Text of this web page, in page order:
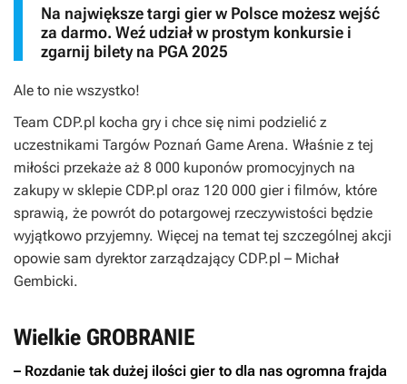
Na największe targi gier w Polsce możesz wejść
za darmo. Weź udział w prostym konkursie i
zgarnij bilety na PGA 2025
Ale to nie wszystko!
Team CDP.pl kocha gry i chce się nimi podzielić z
uczestnikami Targów Poznań Game Arena. Właśnie z tej
miłości przekaże aż 8 000 kuponów promocyjnych na
zakupy w sklepie CDP.pl oraz 120 000 gier i filmów, które
sprawią, że powrót do potargowej rzeczywistości będzie
wyjątkowo przyjemny. Więcej na temat tej szczególnej akcji
opowie sam dyrektor zarządzający CDP.pl – Michał
Gembicki.
Wielkie GROBRANIE
– Rozdanie tak dużej ilości gier to dla nas ogromna frajda